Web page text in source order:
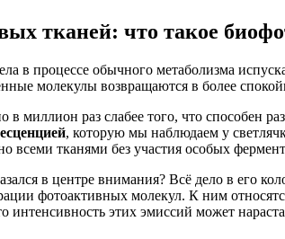
тканей: что такое
в процессе обычного метаболизма
молекулы возвращаются в более
в миллион раз слабее того, что способен
, которую мы наблюдаем у
всеми тканями без участия особых
в центре внимания? Всё дело в его
фотоактивных молекул. К ним
этих эмиссий может